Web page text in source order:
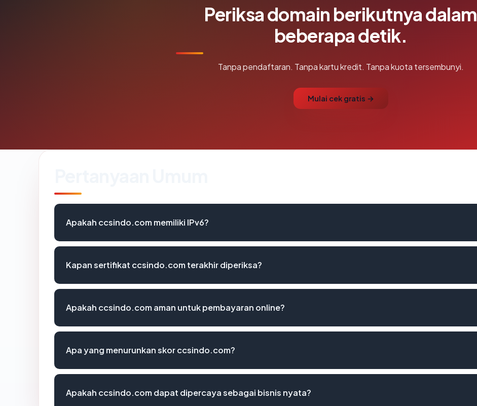
Periksa domain berikutnya dalam
beberapa detik.
Tanpa pendaftaran. Tanpa kartu kredit. Tanpa kuota tersembunyi.
Mulai cek gratis →
Apakah ccsindo.com memiliki IPv6?
Kapan sertifikat ccsindo.com terakhir diperiksa?
Apakah ccsindo.com aman untuk pembayaran online?
Apa yang menurunkan skor ccsindo.com?
Apakah ccsindo.com dapat dipercaya sebagai bisnis nyata?